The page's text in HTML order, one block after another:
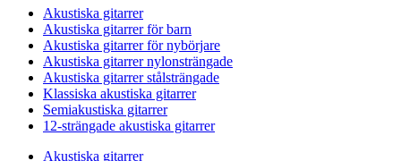
Akustiska gitarrer
Akustiska gitarrer för barn
Akustiska gitarrer för nybörjare
Akustiska gitarrer nylonsträngade
Akustiska gitarrer stålsträngade
Klassiska akustiska gitarrer
Semiakustiska gitarrer
12-strängade akustiska gitarrer
Akustiska gitarrer